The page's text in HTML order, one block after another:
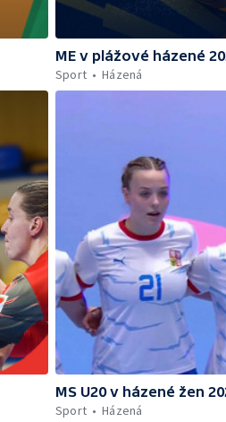
ME v plážové házené
Sport
Házená
MS U20 v házené žen
Sport
Házená